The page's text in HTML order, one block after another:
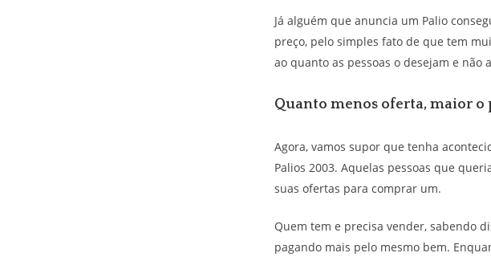
Já alguém que anuncia um Palio
preço, pelo simples fato de que tem
ao quanto as pessoas o desejam e não
Quanto menos oferta, maior o
Agora, vamos supor que tenha
Palios 2003. Aquelas pessoas que
suas ofertas para comprar um.
Quem tem e precisa vender, sabendo
pagando mais pelo mesmo bem.